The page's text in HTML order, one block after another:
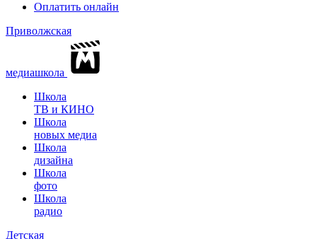
Оплатить онлайн
Приволжская
медиашкола
Школа
ТВ и КИНО
Школа
новых медиа
Школа
дизайна
Школа
фото
Школа
радио
Детская